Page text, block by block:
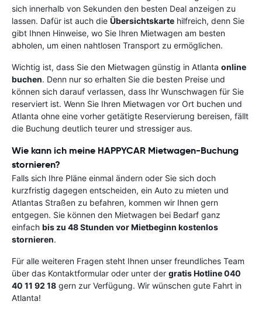
sich innerhalb von Sekunden den besten Deal anzeigen zu
lassen. Dafür ist auch die Übersichtskarte hilfreich, denn Sie
gibt Ihnen Hinweise, wo Sie Ihren Mietwagen am besten
abholen, um einen nahtlosen Transport zu ermöglichen.
Wichtig ist, dass Sie den Mietwagen günstig in Atlanta online
buchen. Denn nur so erhalten Sie die besten Preise und
können sich darauf verlassen, dass Ihr Wunschwagen für Sie
reserviert ist. Wenn Sie Ihren Mietwagen vor Ort buchen und
Atlanta ohne eine vorher getätigte Reservierung bereisen, fällt
die Buchung deutlich teurer und stressiger aus.
Wie kann ich meine HAPPYCAR Mietwagen-Buchung
stornieren?
Falls sich Ihre Pläne einmal ändern oder Sie sich doch
kurzfristig dagegen entscheiden, ein Auto zu mieten und
Atlantas Straßen zu befahren, kommen wir Ihnen gern
entgegen. Sie können den Mietwagen bei Bedarf ganz
einfach bis zu 48 Stunden vor Mietbeginn kostenlos
stornieren.
Für alle weiteren Fragen steht Ihnen unser freundliches Team
über das Kontaktformular oder unter der gratis Hotline 040
40 11 92 18 gern zur Verfügung. Wir wünschen gute Fahrt in
Atlanta!